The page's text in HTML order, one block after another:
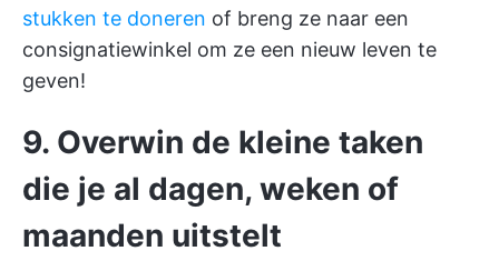
stukken te doneren of breng ze naar een
consignatiewinkel om ze een nieuw leven te
geven!
9. Overwin de kleine taken
die je al dagen, weken of
maanden uitstelt